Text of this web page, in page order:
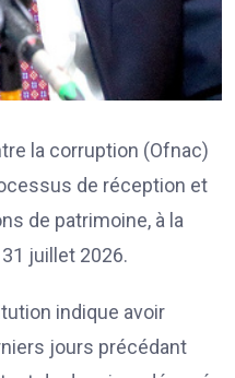
la corruption (Ofnac)
de réception et
de patrimoine, à la
juillet 2026.
indique avoir
jours précédant